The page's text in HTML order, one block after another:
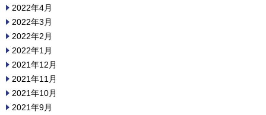
2022年4月
2022年3月
2022年2月
2022年1月
2021年12月
2021年11月
2021年10月
2021年9月